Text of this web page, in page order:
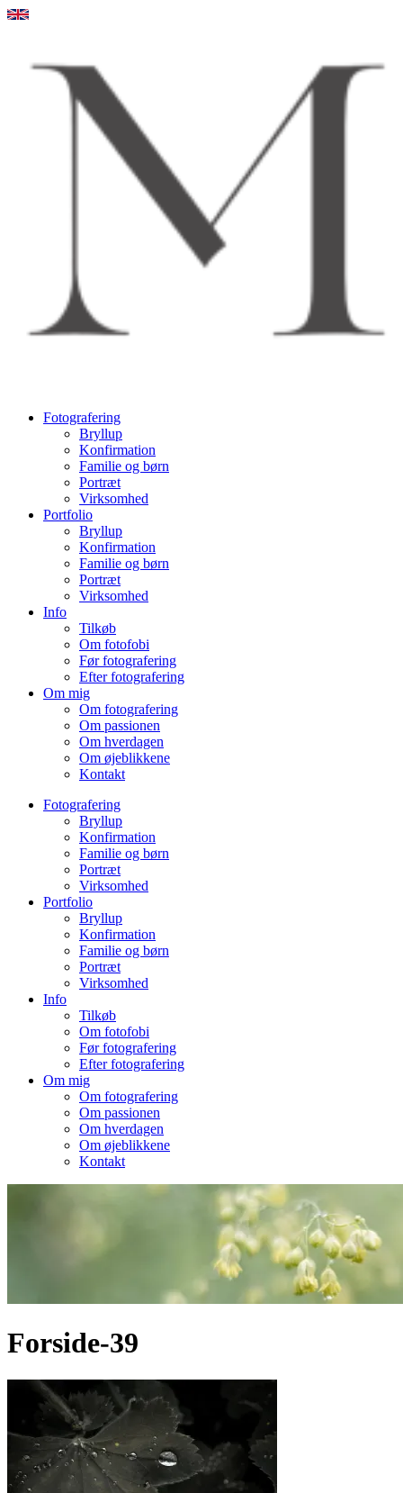
Videre
Fotografering
Bryllup
Konfirmation
Familie og børn
Portræt
Virksomhed
Portfolio
Bryllup
Konfirmation
Familie og børn
Portræt
Virksomhed
Info
Tilkøb
Om fotofobi
Før fotografering
Efter fotografering
Om mig
Om fotografering
Om passionen
Om hverdagen
Om øjeblikkene
Kontakt
Fotografering
Bryllup
Konfirmation
Familie og børn
Portræt
Virksomhed
Portfolio
Bryllup
Konfirmation
Familie og børn
Portræt
Virksomhed
Info
Tilkøb
Om fotofobi
Før fotografering
Efter fotografering
Om mig
Om fotografering
Om passionen
Om hverdagen
Om øjeblikkene
Kontakt
Forside-39